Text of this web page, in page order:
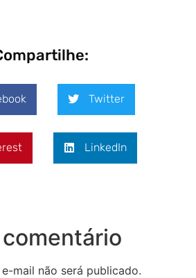
Twitter
LinkedIn
mail não será publicado.